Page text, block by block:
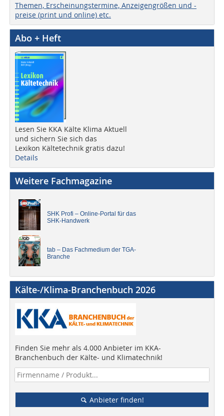
Themen, Erscheinungstermine, Anzeigengrößen und -
preise (print und online) etc.
Abo + Heft
Lesen Sie KKA Kälte Klima Aktuell
und sichern Sie sich das
Lexikon Kältetechnik gratis dazu!
Details
Weitere Fachmagazine
SHK Profi – Online-Portal für das
SHK-Handwerk
tab – Das Fachmedium der TGA-
Branche
Kälte-/Klima-Branchenbuch 2026
Finden Sie mehr als 4.000 Anbieter im KKA-
Branchenbuch der Kälte- und Klimatechnik!
Anbieter finden!